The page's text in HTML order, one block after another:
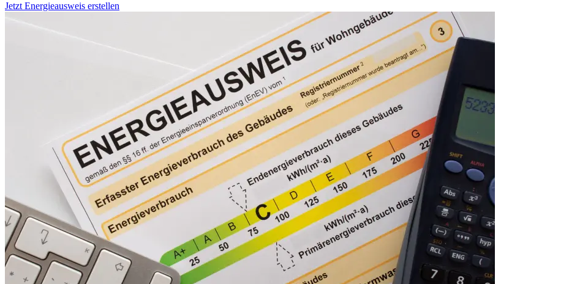
Jetzt Energieausweis erstellen